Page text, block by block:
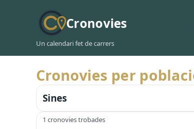
Cronovies
Un calendari fet de carrers
Cronovies per
Sines
1 cronovies trobades